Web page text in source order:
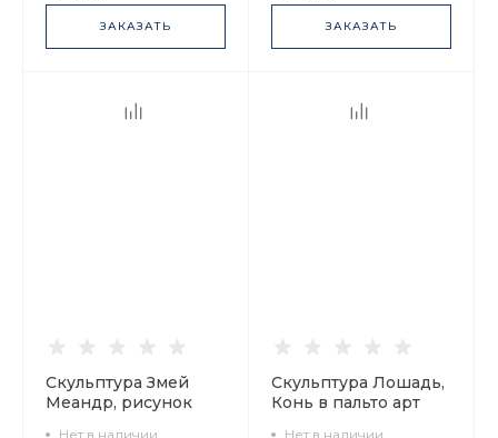
ЗАКАЗАТЬ ЗАКАЗАТЬ
Скульптура Змей
Меандр, рисунок
Нет в наличии
Скульптура Лошадь,
Конь в пальто арт
Нет в наличии